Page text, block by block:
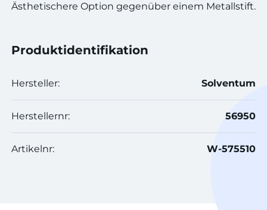
Ästhetischere Option gegenüber einem Metallstift.
Produktidentifikation
Hersteller: Solventum
Herstellernr: 56950
Artikelnr: W-575510